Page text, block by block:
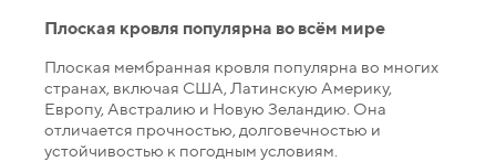
Плоская кровля популярна во всём мире
Плоская мембранная кровля популярна во многих
странах, включая США, Латинскую Америку,
Европу, Австралию и Новую Зеландию. Она
отличается прочностью, долговечностью и
устойчивостью к погодным условиям.